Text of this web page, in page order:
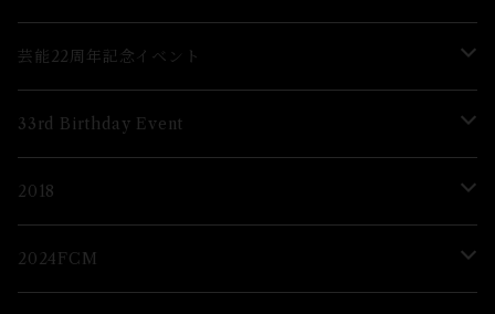
グッズ
芸能22周年記念イベント
グッズ
ブロマイド
33rd Birthday Event
Lブロマイド
2Lブロマイド
2018
ブロマイド
2024FCM